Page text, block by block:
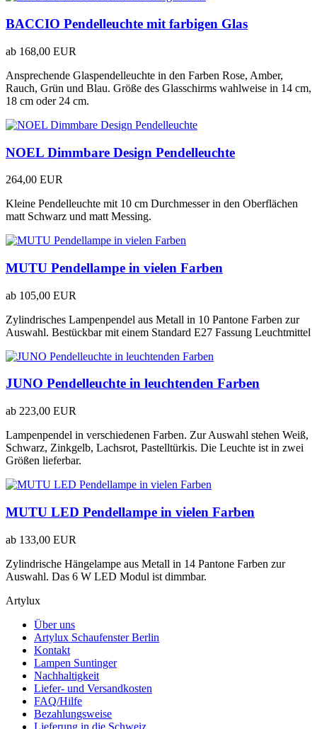
BACCIO Pendelleuchte mit farbigen Glas
ab 168,00 EUR
Ansprechende Glaspendelleuchte in den Farben Rose, Amber,
Rauch, Grün und Blau. Größe des Glasschirms wahlweise in 14 cm,
18 cm oder 24 cm.
NOEL Dimmbare Design Pendelleuchte
264,00 EUR
Kleine Pendelleuchte mit 10 cm Durchmesser in den Oberflächen
matt Schwarz und matt Messing.
MUTU Pendellampe in vielen Farben
ab 105,00 EUR
Zylindrisches Lampenpendel aus Metall in 10 Pantone Farben zur
Auswahl. Bestückbar mit einem Standard E27 Fassung Leuchtmittel
JUNO Pendelleuchte in leuchtenden Farben
ab 223,00 EUR
Lampenpendel in verschiedenen Farben. Zur Auswahl stehen Weiß,
Schwarz, Zinkgelb, Lachsrot, Pastelltürkis. Die Leuchte ist in zwei
Größen lieferbar.
MUTU LED Pendellampe in vielen Farben
ab 133,00 EUR
Zylindrische Hängelampe aus Metall in 14 Pantone Farben zur
Auswahl. Das 6 W LED Modul ist dimmbar.
Artylux
Über uns
Artylux Schaufenster Berlin
Kontakt
Lampen Suntinger
Nachhaltigkeit
Liefer- und Versandkosten
FAQ/Hilfe
Bezahlungsweise
Lieferung in die Schweiz